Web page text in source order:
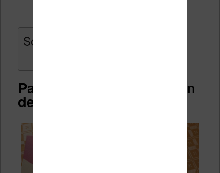
Sommaire
Packaging et présentation
de la liseuse Vivlio Color